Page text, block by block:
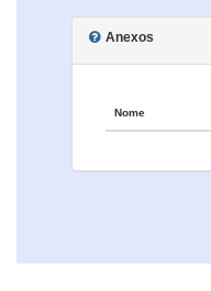
Anexos
Nome